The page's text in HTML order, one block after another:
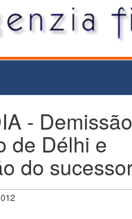
-
de Délhi e
do